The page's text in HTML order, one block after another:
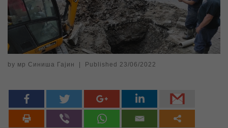
by мр Синиша Гајин Published 23/06/2022